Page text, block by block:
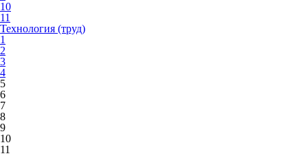
10
11
Технология (труд)
1
2
3
4
5
6
7
8
9
10
11